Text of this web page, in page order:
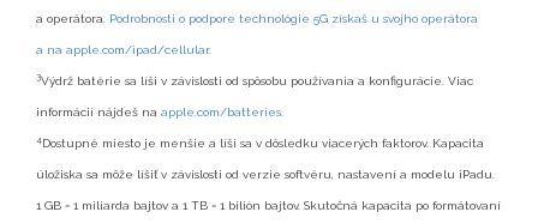
a operátora. Podrobnosti o podpore technológie 5G získaš u svojho operátora
a na apple.com/ipad/cellular.
3Výdrž batérie sa líši v závislosti od spôsobu používania a konfigurácie. Viac
informácií nájdeš na apple.com/batteries
4Dostupné miesto je menšie a líši sa v dôsledku viacerých faktorov. Kapacita
úložiska sa môže líšiť v závislosti od verzie softvéru, nastavení a modelu iPadu.
1 GB = 1 miliarda bajtov a 1 TB = 1 bilión bajtov. Skutočná kapacita po formátovaní